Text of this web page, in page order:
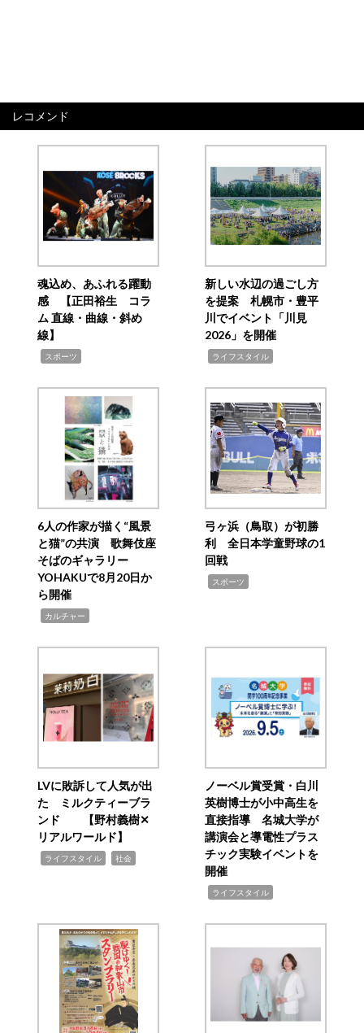
レコメンド
魂込め、あふれる躍動
感 【正田裕生 コラ
ム 直線・曲線・斜め
線】
スポーツ
新しい水辺の過ごし方
を提案 札幌市・豊平
川でイベント「川見
2026」を開催
ライフスタイル
6人の作家が描く“風景
と猫”の共演 歌舞伎座
そばのギャラリー
YOHAKUで8月20日か
ら開催
カルチャー
弓ヶ浜（鳥取）が初勝
利 全日本学童野球の1
回戦
スポーツ
LVに敗訴して人気が出
た ミルクティーブラ
ンド 【野村義樹✕
リアルワールド】
ライフスタイル 社会
ノーベル賞受賞・白川
英樹博士が小中高生を
直接指導 名城大学が
講演会と導電性プラス
チック実験イベントを
開催
ライフスタイル